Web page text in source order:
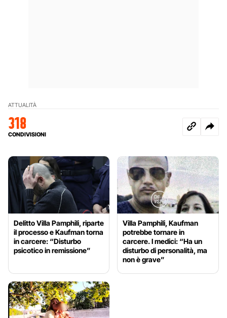
ATTUALITÀ
318
CONDIVISIONI
Delitto Villa Pamphili, riparte
il processo e Kaufman torna
in carcere: “Disturbo
psicotico in remissione”
Villa Pamphili, Kaufman
potrebbe tornare in
carcere. I medici: “Ha un
disturbo di personalità, ma
non è grave”